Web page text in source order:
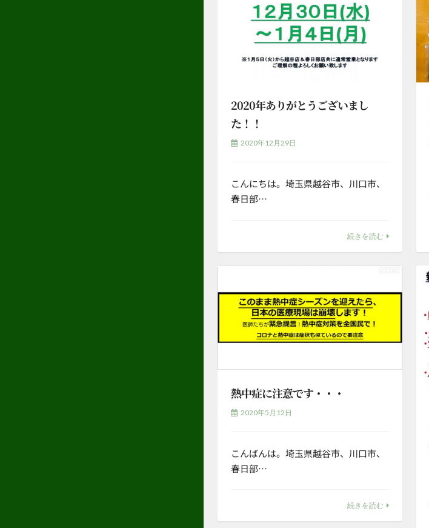
2020年ありがとうございまし
た！！
2020年12月29日
こんにちは。埼玉県越谷市、川口市、
春日部…
続きを読む
熱中症に注意です・・・
2020年5月12日
こんばんは。埼玉県越谷市、川口市、
春日部…
続きを読む